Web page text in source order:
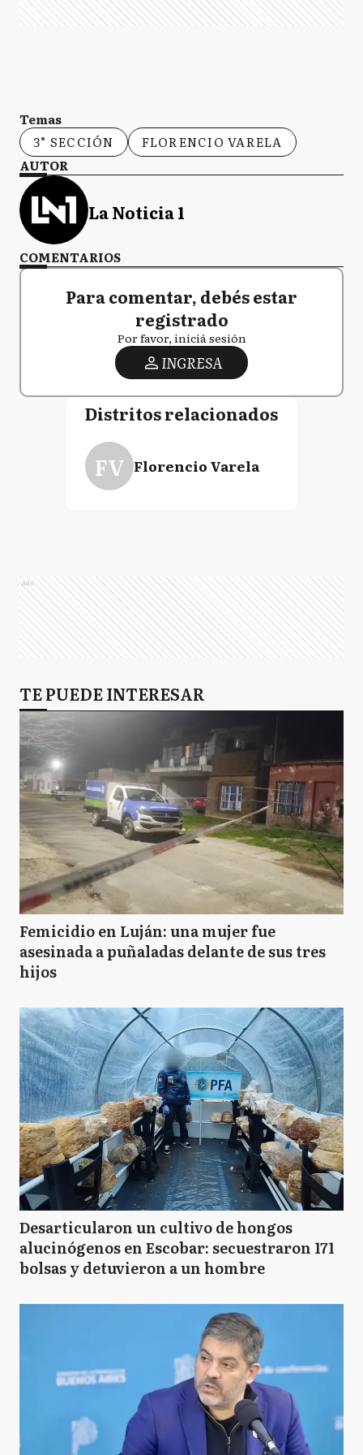
Temas
3° SECCIÓN
FLORENCIO VARELA
AUTOR
La Noticia 1
COMENTARIOS
Para comentar, debés estar
registrado
Por favor, iniciá sesión
INGRESA
Distritos relacionados
FV Florencio Varela
Ads
TE PUEDE INTERESAR
Femicidio en Luján: una mujer fue
asesinada a puñaladas delante de sus tres
hijos
Desarticularon un cultivo de hongos
alucinógenos en Escobar: secuestraron 171
bolsas y detuvieron a un hombre